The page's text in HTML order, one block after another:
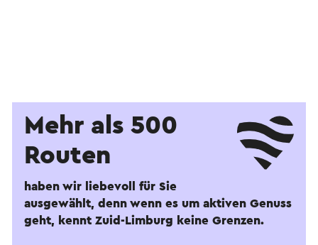
Mehr als 500
Routen
haben wir liebevoll für Sie
ausgewählt, denn wenn es um aktiven Genuss
geht, kennt Zuid-Limburg keine Grenzen.